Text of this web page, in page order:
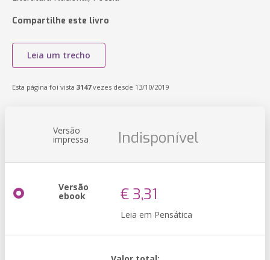
Compartilhe este livro
Leia um trecho
Esta página foi vista 3147vezes desde 13/10/2019
Versão
impressa Indisponível
Versão
ebook € 3,31
Leia em Pensática